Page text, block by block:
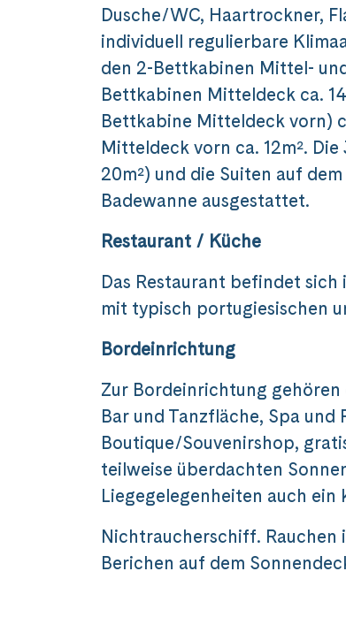
Dusche/WC, Haartrockner,
individuell regulierbare
den 2-Bettkabinen Mittel-
Bettkabinen Mitteldeck ca.
Bettkabine Mitteldeck vorn)
Mitteldeck vorn ca. 12m².
20m²) und die Suiten auf
Badewanne ausgestattet.
Restaurant / Küche
Das Restaurant befindet
mit typisch portugiesischen
Bordeinrichtung
Zur Bordeinrichtung gehören
Bar und Tanzfläche, Spa und
Boutique/Souvenirshop,
teilweise überdachten
Liegegelegenheiten auch ein
Nichtraucherschiff. Rauchen
Berichen auf dem